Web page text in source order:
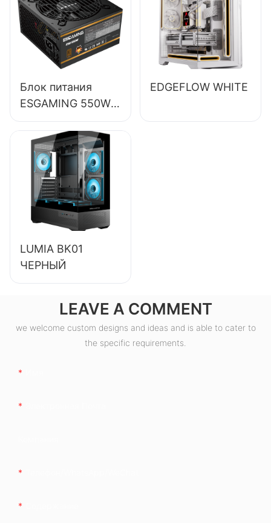
85%,
полномодульный,
бронзовый (80+),
для настольных
Блок питания
ESGAMING 550W
высокого
качества, КПД
85%, класс
защиты 80+
Bronze, для
настольных ПК,
ESB550W
EDGEFLOW WHITE
LUMIA BK01
ЧЕРНЫЙ
LEAVE A COMMENT
we welcome custom designs and ideas and is able to cater to
the specific requirements.